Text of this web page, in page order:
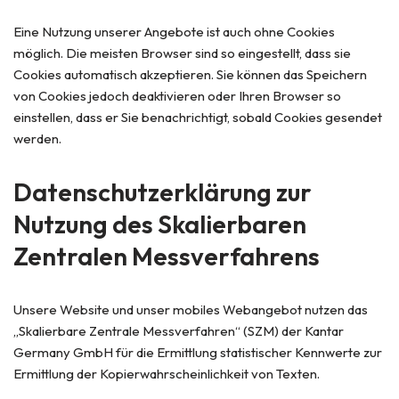
Eine Nutzung unserer Angebote ist auch ohne Cookies
möglich. Die meisten Browser sind so eingestellt, dass sie
Cookies automatisch akzeptieren. Sie können das Speichern
von Cookies jedoch deaktivieren oder Ihren Browser so
einstellen, dass er Sie benachrichtigt, sobald Cookies gesendet
werden.
Datenschutzerklärung zur
Nutzung des Skalierbaren
Zentralen Messverfahrens
Unsere Website und unser mobiles Webangebot nutzen das
„Skalierbare Zentrale Messverfahren“ (SZM) der Kantar
Germany GmbH für die Ermittlung statistischer Kennwerte zur
Ermittlung der Kopierwahrscheinlichkeit von Texten.